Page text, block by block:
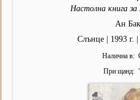
Настолна книга
Ан
Слънце | 1993 г.
Налична в
При щанд